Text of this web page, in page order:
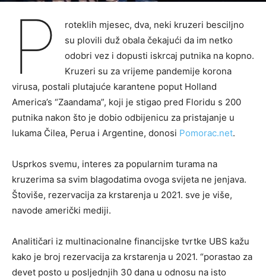
P
roteklih mjesec, dva, neki kruzeri besciljno
su plovili duž obala čekajući da im netko
odobri vez i dopusti iskrcaj putnika na kopno.
Kruzeri su za vrijeme pandemije korona
virusa, postali plutajuće karantene poput Holland
America’s “Zaandama”, koji je stigao pred Floridu s 200
putnika nakon što je dobio odbijenicu za pristajanje u
lukama Čilea, Perua i Argentine, donosi Pomorac.net.
Usprkos svemu, interes za popularnim turama na
kruzerima sa svim blagodatima ovoga svijeta ne jenjava.
Štoviše, rezervacija za krstarenja u 2021. sve je više,
navode američki mediji.
Analitičari iz multinacionalne financijske tvrtke UBS kažu
kako je broj rezervacija za krstarenja u 2021. “porastao za
devet posto u posljednjih 30 dana u odnosu na isto